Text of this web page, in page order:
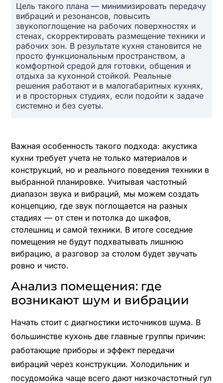
Цель такого плана — минимизировать передачу
вибраций и резонансов, повысить
звукопоглощение на рабочих поверхностях и
стенах, скорректировать размещение техники и
рабочих зон. В результате кухня становится не
просто функциональным пространством, а
комфортной средой для готовки, общения и
отдыха за кухонной стойкой. Реальные
решения работают и в малогабаритных кухнях,
и в просторных студиях, если подойти к задаче
системно и без суеты.
Важная особенность такого подхода: акустика
кухни требует учета не только материалов и
конструкций, но и реального поведения техники в
выбранной планировке. Учитывая частотный
диапазон звука и вибраций, мы можем создать
концепцию, где звук поглощается на разных
стадиях — от стен и потолка до шкафов,
столешниц и самой техники. В итоге соседние
помещения не будут подхватывать лишнюю
вибрацию, а разговор за столом будет звучать
ровно и чисто.
Анализ помещения: где
возникают шум и вибрации
Начать стоит с диагностики источников шума. В
большинстве кухонь две главные группы причин:
работающие приборы и эффект передачи
вибраций через конструкции. Холодильник и
посудомойка чаще всего дают низкочастотный гул